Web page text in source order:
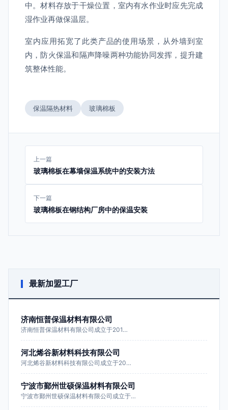
中。材料存放于干燥位置，室内有水作业时应先完成
湿作业再做保温层。
室内应用拓宽了此类产品的使用场景，从外墙到室
内，防火保温和隔声降噪两种功能协同发挥，提升建
筑整体性能。
保温隔热材料 玻璃棉板
上一篇
玻璃棉板在幕墙保温系统中的安装方法
下一篇
玻璃棉板在钢结构厂房中的保温安装
最新加盟工厂
济南恒普保温材料有限公司
济南恒普保温材料有限公司成立于201…
河北烯谷新材料科技有限公司
河北烯谷新材料科技有限公司成立于20…
宁波市鄞州世硕保温材料有限公司
宁波市鄞州世硕保温材料有限公司成立于…